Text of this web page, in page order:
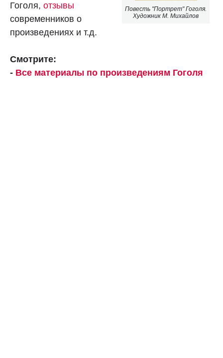
Повесть "Портрет" Гоголя.
Художник М. Михайлов
Гоголя, отзывы
современников о
произведениях и т.д.
Смотрите:
- Все материалы по произведениям Гоголя